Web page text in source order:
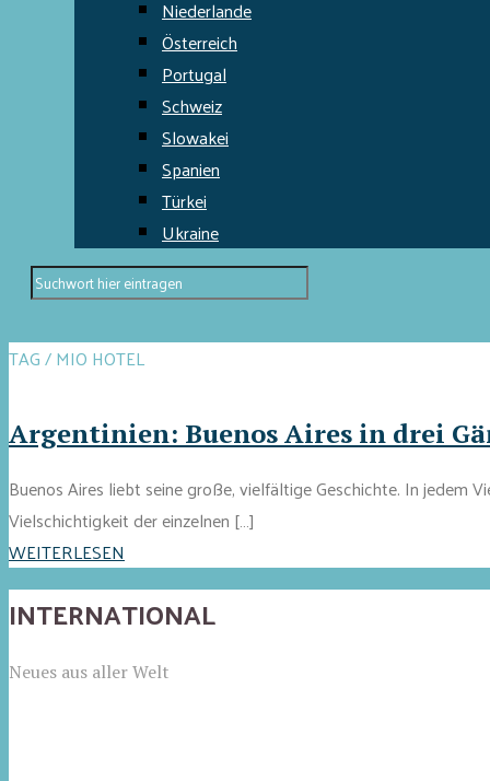
Niederlande
Österreich
Portugal
Schweiz
Slowakei
Spanien
Türkei
Ukraine
TAG / MIO HOTEL
Argentinien: Buenos Aires in drei
Buenos Aires liebt seine große, vielfältige Geschichte. In jedem
Vielschichtigkeit der einzelnen […]
WEITERLESEN
INTERNATIONAL
Neues aus aller Welt